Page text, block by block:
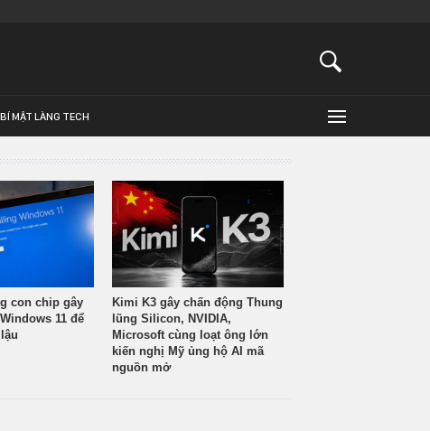
BÍ MẬT LÀNG TECH
con chip gây
11 để
Kimi K3 gây chấn động Thung
lũng Silicon, NVIDIA,
Microsoft cùng loạt ông lớn
kiến nghị Mỹ ủng hộ AI mã
nguồn mở